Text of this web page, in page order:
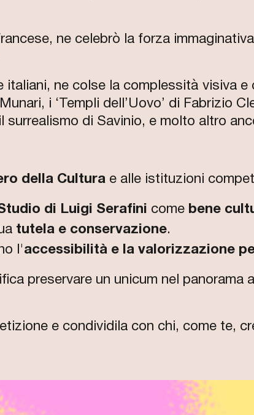
ne celebrò la forza
italiani, ne colse la complessità visiva
i ‘Templi dell’Uovo’ di Fabrizio
di Savinio, e molto altro
della Cultura e alle istituzioni
di Luigi Serafini come bene
tutela e conservazione.
l'accessibilità e la valorizzazione
preservare un unicum nel panorama
e condividila con chi, come te,